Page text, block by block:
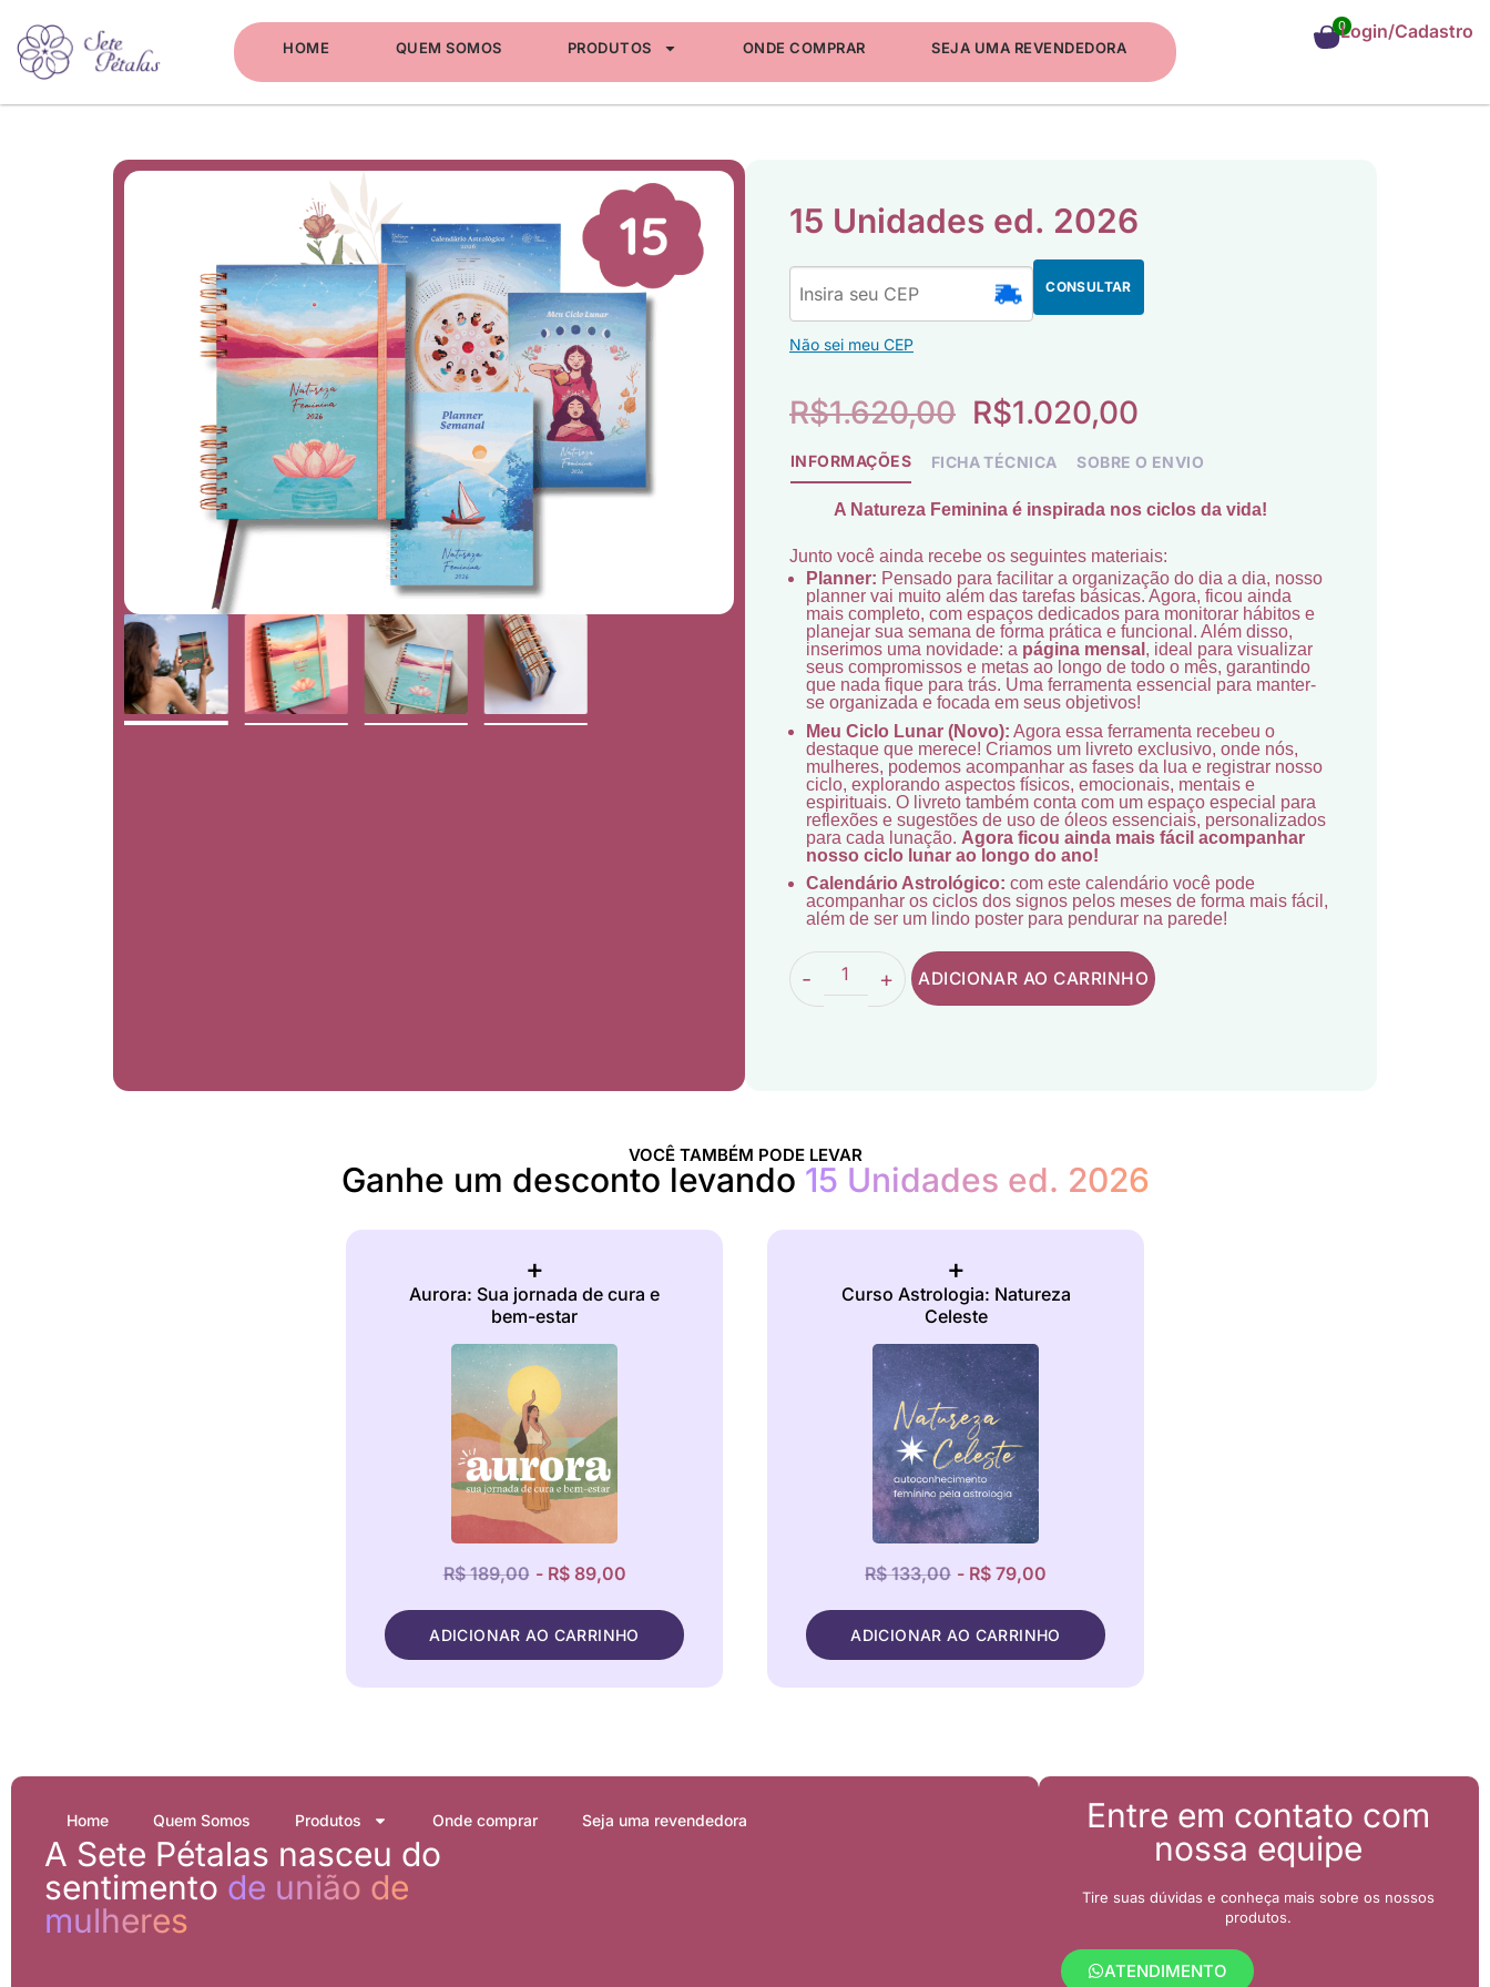
HOME QUEM SOMOS PRODUTOS ONDE COMPRAR SEJA UMA REVENDEDORA
0Login/Cadastro
15 Unidades ed. 2026
CONSULTAR
Não sei meu CEP
R$1.620,00 R$1.020,00
INFORMAÇÕES FICHA TÉCNICA SOBRE O ENVIO
A Natureza Feminina é inspirada nos ciclos da vida!
Junto você ainda recebe os seguintes materiais:
Planner: Pensado para facilitar a organização do dia a dia, nosso
planner vai muito além das tarefas básicas. Agora, ficou ainda
mais completo, com espaços dedicados para monitorar hábitos e
planejar sua semana de forma prática e funcional. Além disso,
inserimos uma novidade: a página mensal , ideal para visualizar
seus compromissos e metas ao longo de todo o mês, garantindo
que nada fique para trás. Uma ferramenta essencial para manter-
se organizada e focada em seus objetivos!
Meu Ciclo Lunar (Novo): Agora essa ferramenta recebeu o
destaque que merece! Criamos um livreto exclusivo, onde nós,
mulheres, podemos acompanhar as fases da lua e registrar nosso
ciclo, explorando aspectos físicos, emocionais, mentais e
espirituais. O livreto também conta com um espaço especial para
reflexões e sugestões de uso de óleos essenciais, personalizados
para cada lunação. Agora ficou ainda mais fácil acompanhar
nosso ciclo lunar ao longo do ano!
Calendário Astrológico: com este calendário você pode
acompanhar os ciclos dos signos pelos meses de forma mais fácil,
além de ser um lindo poster para pendurar na parede!
- + ADICIONAR AO CARRINHO
VOCÊ TAMBÉM PODE LEVAR
Ganhe um desconto levando 15 Unidades ed. 2026
+
Aurora: Sua jornada de cura e
bem-estar
R$ 189,00 - R$ 89,00
ADICIONAR AO CARRINHO
+
Curso Astrologia: Natureza
Celeste
R$ 133,00 - R$ 79,00
ADICIONAR AO CARRINHO
Home Quem Somos Produtos Onde comprar Seja uma revendedora
A Sete Pétalas nasceu do
sentimento de união de
mulheres
Entre em contato com
nossa equipe
Tire suas dúvidas e conheça mais sobre os nossos
produtos.
ATENDIMENTO